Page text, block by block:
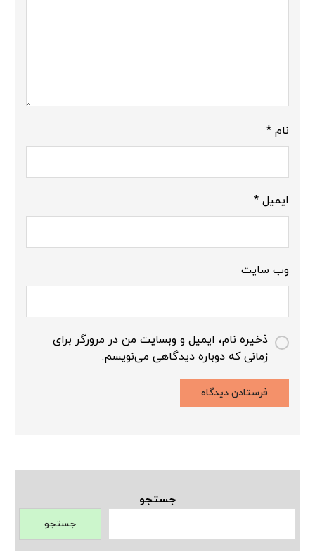
نام*
ایمیل*
وب‌ سایت
ذخیره نام، ایمیل و وبسایت من در مرورگر برای
زمانی که دوباره دیدگاهی می‌نویسم.
جستجو
جستجو